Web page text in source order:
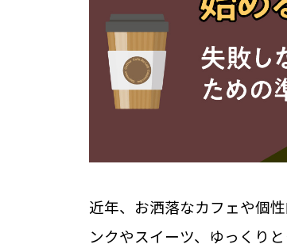
近年、お洒落なカフェや個
ンクやスイーツ、ゆっくり